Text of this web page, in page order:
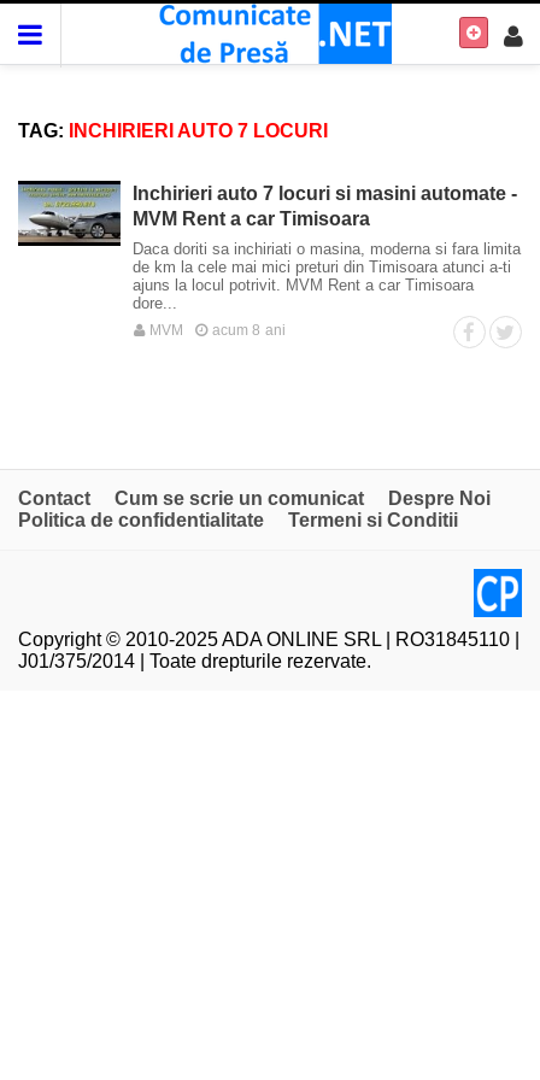
TAG: INCHIRIERI AUTO 7 LOCURI
Inchirieri auto 7 locuri si masini automate -
MVM Rent a car Timisoara
Daca doriti sa inchiriati o masina, moderna si fara limita
de km la cele mai mici preturi din Timisoara atunci a-ti
ajuns la locul potrivit. MVM Rent a car Timisoara
dore...
MVM acum 8 ani
Contact Cum se scrie un comunicat
Despre Noi
Politica de confidentialitate
Termeni si Conditii
Copyright © 2010-2025 ADA ONLINE SRL | RO31845110 |
J01/375/2014 | Toate drepturile rezervate.